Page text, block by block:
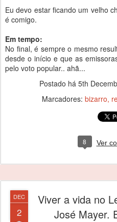
Eu devo estar ficando um velho
é comigo.
Em tempo:
No final, é sempre o mesmo
desde o início e que as
pelo voto popular.. ahã...
Postado há 5th
Marcadores: bizarro
8 Ver
DEC
2
Viver a vida no
José Mayer.